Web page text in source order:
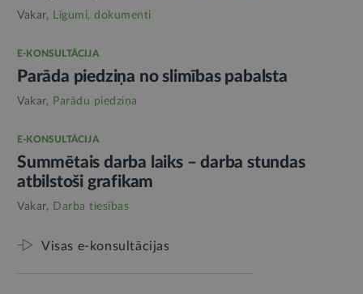
Vakar, Līgumi, dokumenti
E-KONSULTĀCIJA
Parāda piedziņa no slimības pabalsta
Vakar, Parādu piedziņa
E-KONSULTĀCIJA
Summētais darba laiks – darba stundas
atbilstoši grafikam
Vakar, Darba tiesības
Visas e-konsultācijas